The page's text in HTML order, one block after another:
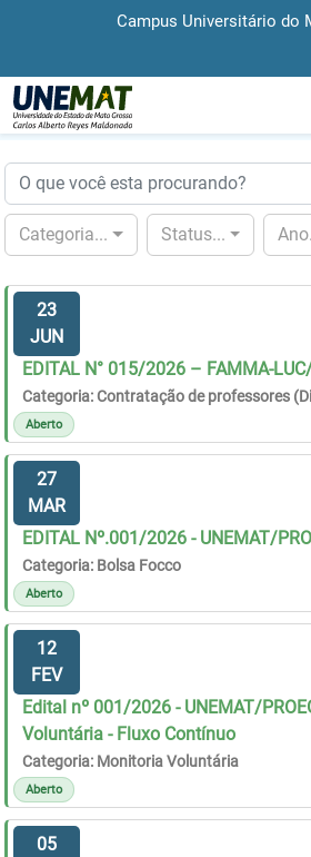
Campus Universitário do
Página Inicial
Categoria... Status...
23
JUN
EDITAL N° 015/2026 – FAMMA-
Categoria: Contratação de professores
Aberto
27
MAR
EDITAL Nº.001/2026 - UNEMAT/
Categoria: Bolsa Focco
Aberto
12
FEV
Edital nº 001/2026 - UNEMAT/
Voluntária - Fluxo Contínuo
Categoria: Monitoria Voluntária
Aberto
05